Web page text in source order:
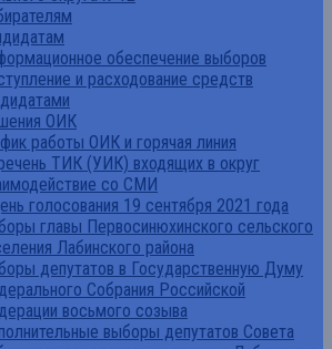
обеспечение выборов
и расходование средств
ОИК
работы ОИК и горячая линия
ТИК (УИК) входящих в округ
со СМИ
голосования 19 сентября 2021 года
главы Первосинюхинского сельского
Лабинского района
депутатов в Государственную Думу
Собрания Российской
восьмого созыва
выборы депутатов Совета